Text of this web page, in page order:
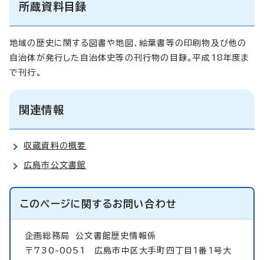
所蔵資料目録
地域の歴史に関する図書や地図、絵葉書等の印刷物及び他の
自治体が発行した自治体史等の刊行物の目録。平成18年度ま
で刊行。
関連情報
収蔵資料の概要
広島市公文書館
このページに関するお問い合わせ
企画総務局公文書館歴史情報係
〒730-0051 広島市中区大手町四丁目1番1号大